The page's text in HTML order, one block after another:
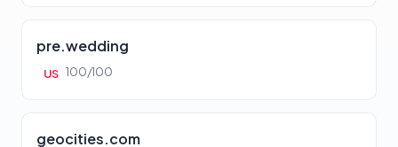
pre.wedding
US 100/100
geocities.com